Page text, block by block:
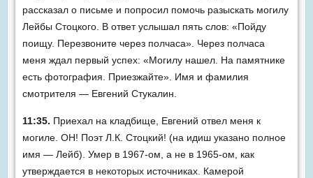
рассказал о письме и попросил помочь разыскать могилу
Лейбы Стоцкого. В ответ услышал пять слов: «Пойду
поищу. Перезвоните через полчаса». Через полчаса
меня ждал первый успех: «Могилу нашел. На памятнике
есть фотография. Приезжайте». Имя и фамилия
смотрителя — Евгений Стукалин.
11:35. Приехал на кладбище, Евгений отвел меня к
могиле. ОН! Поэт Л.К. Стоцкий! (на идиш указано полное
имя — Лейб). Умер в 1967-ом, а не в 1965-ом, как
утверждается в некоторых источниках. Камерой